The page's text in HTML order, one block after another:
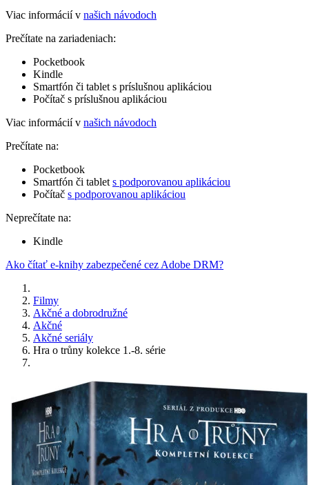
Viac informácií v našich návodoch
Prečítate na zariadeniach:
Pocketbook
Kindle
Smartfón či tablet s príslušnou aplikáciou
Počítač s príslušnou aplikáciou
Viac informácií v našich návodoch
Prečítate na:
Pocketbook
Smartfón či tablet s podporovanou aplikáciou
Počítač s podporovanou aplikáciou
Neprečítate na:
Kindle
Ako čítať e-knihy zabezpečené cez Adobe DRM?
Filmy
Akčné a dobrodružné
Akčné
Akčné seriály
Hra o trůny kolekce 1.-8. série